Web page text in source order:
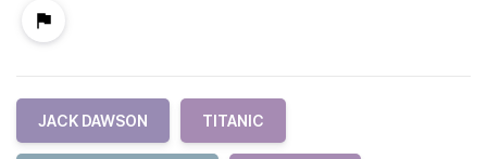
JACK DAWSON TITANIC